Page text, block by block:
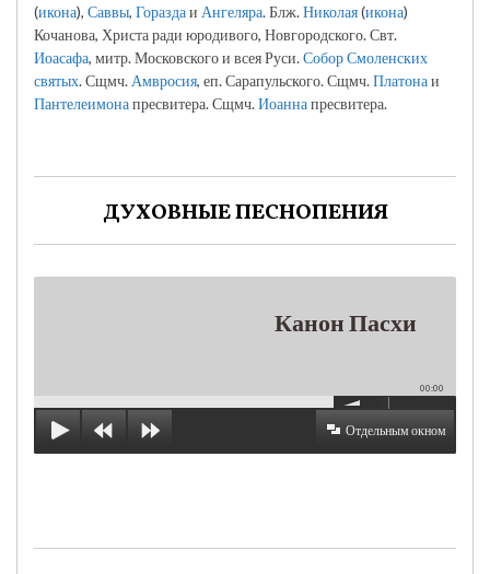
(икона), Саввы, Гораздаи Ангеляра. Блж.Николая(икона)
Кочанова, Христа ради юродивого, Новгородского. Свт.
Иоасафа, митр. Московского и всея Руси.Собор Смоленских
святых. Сщмч. Амвросия, еп. Сарапульского. Сщмч.Платонаи
Пантелеимонапресвитера. Сщмч.Иоаннапресвитера.
ДУХОВНЫЕ ПЕСНОПЕНИЯ
Канон Пасхи
00:00
Отдельным окном